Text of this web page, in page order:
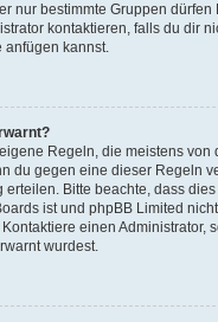
nur bestimmte Gruppen
kontaktieren, falls du dir
anfügen kannst.
Regeln, die meistens von
du gegen eine dieser Regeln
erteilen. Bitte beachte, dass
ist und phpBB Limited
einen Administrator,
wurdest.